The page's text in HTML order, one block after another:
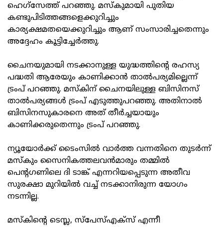
ഹെഗ്‌സേത്ത് പറഞ്ഞു. മസ്‌കുമായി പുതിയ
കണ്ടുപിടിത്തങ്ങളെക്കുറിച്ചും
കാര്യക്ഷമതയെക്കുറിച്ചും ആണ് സംസാരിച്ചതെന്നും
അദ്ദേഹം കൂട്ടിച്ചേര്‍ത്തു.
ചൈനയുമായി നടക്കാനുള്ള യുദ്ധത്തിന്റെ രഹസ്യ
പദ്ധതി ആരേയും കാണിക്കാന്‍ താല്‍പര്യമില്ലെന്ന്
ട്രംപ് പറഞ്ഞു. മസ്‌കിന് ചൈനയിലുള്ള ബിസിനസ്
താല്‍പര്യങ്ങള്‍ ട്രംപ് എടുത്തുപറഞ്ഞു. അതിനാല്‍
ബിസിനസുകാരനെ അത് തീര്‍ച്ചയായും
കാണിക്കരുതെന്നും ട്രംപ് പറഞ്ഞു.
ന്യൂയോര്‍ക്ക് ടൈംസില്‍ വാര്‍ത്ത വന്നതിനെ തുടര്‍ന്ന്
മസ്‌കും സൈനികത്തലവന്‍മാരും തമ്മില്‍
പെന്റഗണിലെ ദി ടാങ്ക് എന്നറിയപ്പെടുന്ന അതീവ
സുരക്ഷാ മുറിയില്‍ വച്ച് നടക്കാനിരുന്ന യോഗം
നടന്നില്ല.
മസ്‌കിന്റെ ടെസ്ല, സ്‌പേസ്എക്‌സ് എന്നീ